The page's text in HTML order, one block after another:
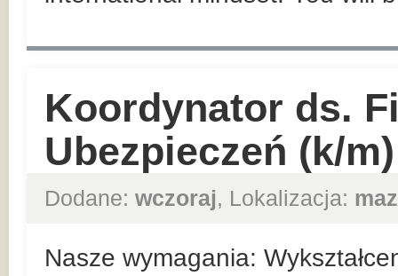
Koordynator ds.
Ubezpieczeń (k/m)
Dodane: wczoraj, Lokalizacja:
Nasze wymagania: